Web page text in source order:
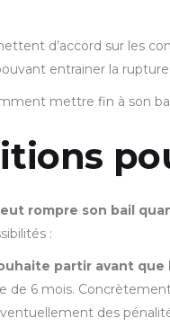
d’accord sur les
entrainer la rupture
mettre fin à son
rompre son bail
:
partir avant que
de 6 mois.
des